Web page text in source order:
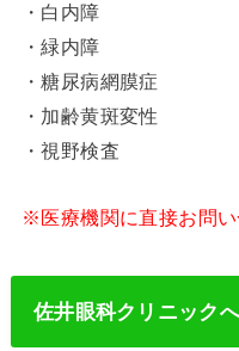
・白内障
・緑内障
・糖尿病網膜症
・加齢黄斑変性
・視野検査
※医療機関に直接お問い
佐井眼科クリニック